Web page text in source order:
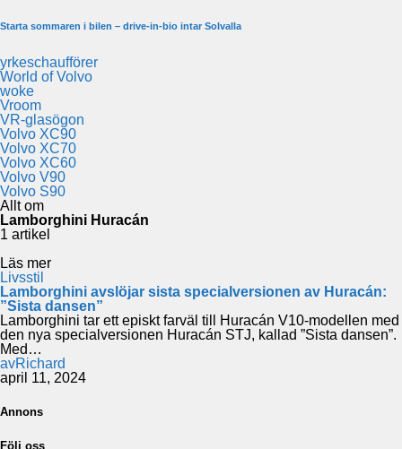
Starta sommaren i bilen – drive-in-bio intar Solvalla
yrkeschaufförer
World of Volvo
woke
Vroom
VR-glasögon
Volvo XC90
Volvo XC70
Volvo XC60
Volvo V90
Volvo S90
Allt om
Lamborghini Huracán
1 artikel
Läs mer
Livsstil
Lamborghini avslöjar sista specialversionen av Huracán:
”Sista dansen”
Lamborghini tar ett episkt farväl till Huracán V10-modellen med
den nya specialversionen Huracán STJ, kallad ”Sista dansen”.
Med…
avRichard
april 11, 2024
Annons
Följ oss